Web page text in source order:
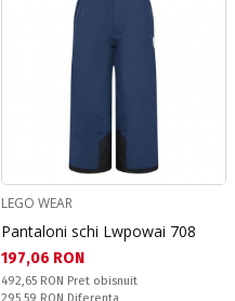
LEGO WEAR
Pantaloni schi Lwpowai 708
Текуща цена:
197,06 RON
Pret obisnuit:
492,65 RON Pret obisnuit
Спестявате: